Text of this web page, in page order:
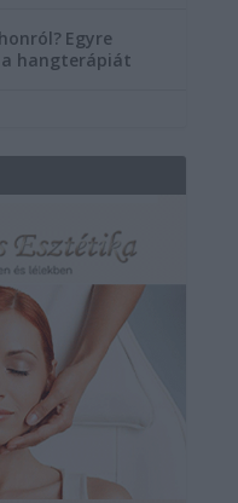
Egyre
a hangterápiát